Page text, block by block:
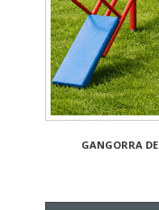
GANGORRA